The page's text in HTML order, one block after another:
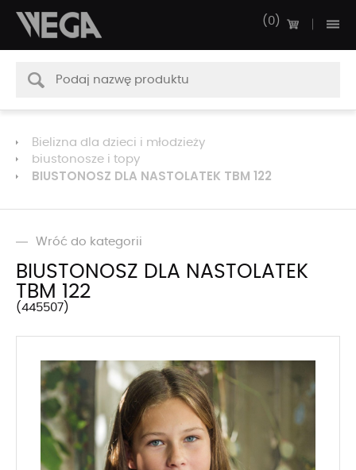
0
Bielizna dla dzieci i młodzieży
biustonosze i topy
BIUSTONOSZ DLA NASTOLATEK TBM 122
Wróć do kategorii
BIUSTONOSZ DLA NASTOLATEK
TBM 122
445507